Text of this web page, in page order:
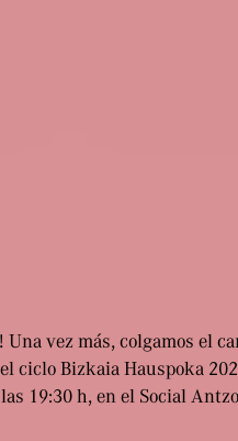
Una vez más, colgamos el
ciclo Bizkaia Hauspoka
19:30 h, en el Social